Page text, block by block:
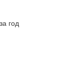
год